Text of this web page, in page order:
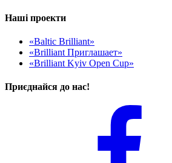
Наші проекти
«Baltic Brilliant»
«Brilliant Приглашает»
«Brilliant Kyiv Open Cup»
Приєднайся до нас!